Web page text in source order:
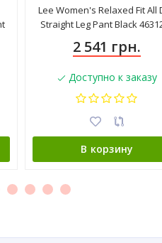
Lee Women's Relaxed Fit All
Straight Leg Pant Black
2 541 грн.
Доступно к заказу
В корзину